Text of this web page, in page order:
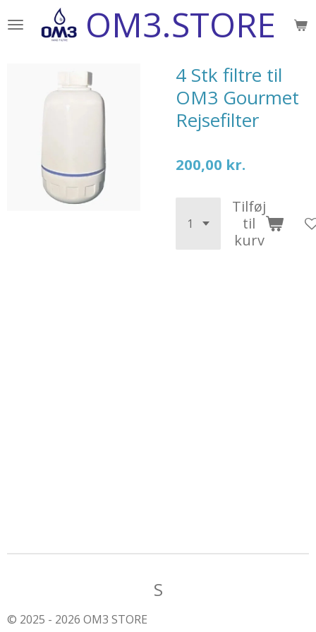
til
OM3.STORE
4 Stk filtre til
OM3 Gourmet
Rejsefilter
200,00 kr.
Tilføj
til
kurv
S
© 2025 - 2026 OM3 STORE